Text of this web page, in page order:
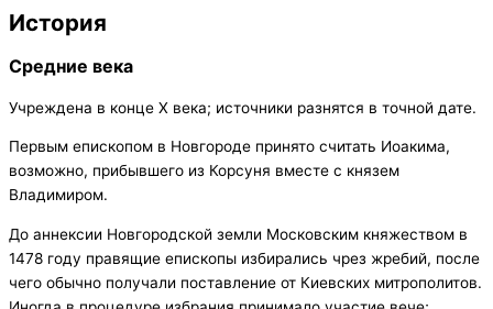
История
Средние века
Учреждена в конце X века; источники разнятся в точной дате.
Первым епископом в Новгороде принято считать Иоакима,
возможно, прибывшего из Корсуня вместе с князем
Владимиром.
До аннексии Новгородской земли Московским княжеством в
1478 году правящие епископы избирались чрез жребий, после
чего обычно получали поставление от Киевских митрополитов.